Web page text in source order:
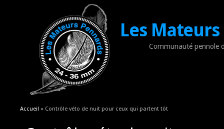
Les
Communauté pennole
Vous êtes ici
Accueil » Contrôle véto de nuit pour ceux qui partent tôt